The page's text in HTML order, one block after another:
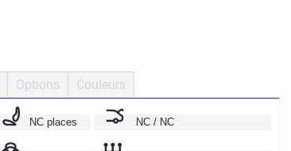
Options Couleurs
NC places NC / NC